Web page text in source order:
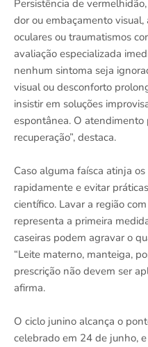
Persistência de
dor ou embaçamento
oculares ou traumatismos
avaliação especializada
nenhum sintoma seja
visual ou desconforto
insistir em soluções
espontânea. O atendimento
recuperação”, destaca.
Caso alguma faísca atinja
rapidamente e evitar
científico. Lavar a região
representa a primeira
caseiras podem agravar o
“Leite materno, manteiga,
prescrição não devem ser
afirma.
O ciclo junino alcança o
celebrado em 24 de junho,